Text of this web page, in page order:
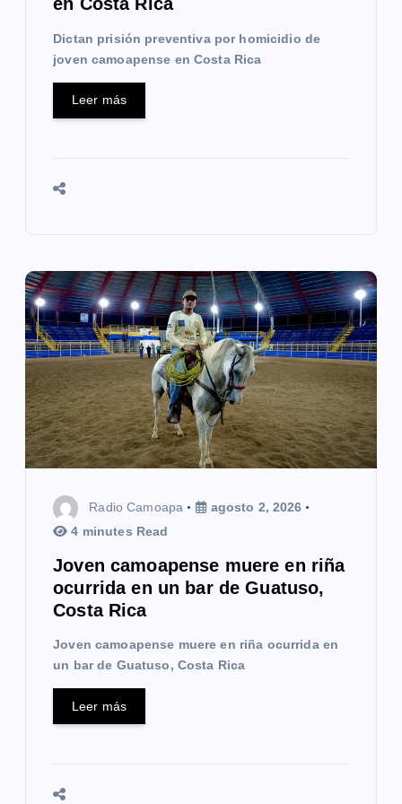
en Costa Rica
Dictan prisión preventiva por homicidio de
joven camoapense en Costa Rica
Leer más
Radio Camoapa
agosto 2, 2026
4 minutes Read
Joven camoapense muere en riña
ocurrida en un bar de Guatuso,
Costa Rica
Joven camoapense muere en riña ocurrida en
un bar de Guatuso, Costa Rica
Leer más